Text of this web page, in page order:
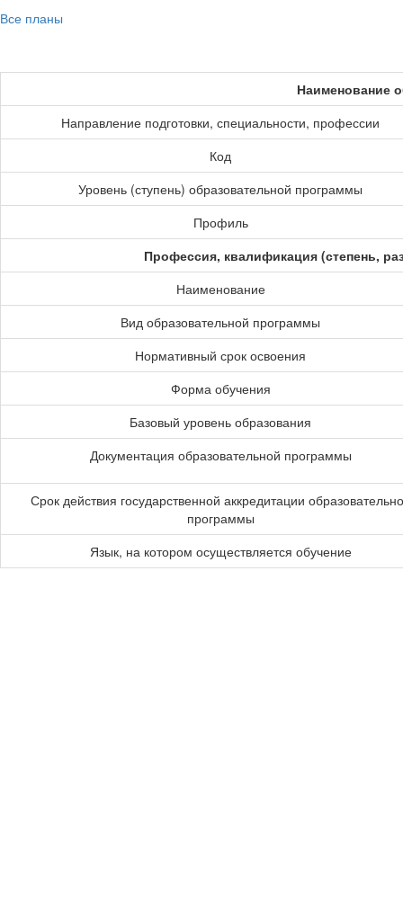
Все планы
Наименование
Направление подготовки, специальности, профессии
Код
Уровень (ступень) образовательной программы
Профиль
Профессия, квалификация (степень,
Наименование
Вид образовательной программы
Нормативный срок освоения
Форма обучения
Базовый уровень образования
Документация образовательной программы
Срок действия государственной аккредитации
программы
Язык, на котором осуществляется обучение